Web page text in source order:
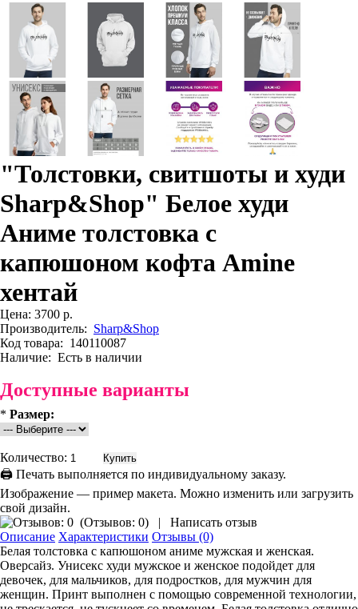
"Толстовки, свитшоты и худи
Sharp&Shop" Белое худи
Аниме толстовка с
капюшоном кофта Amine
хентай
Цена: 3700 р.
Производитель: Sharp&Shop
Код товара: 140110087
Наличие: Есть в наличии
Доступные варианты
* Размер:
Количество:
🖨 Печать выполняется по индивидуальному заказу.
Изображение — пример макета. Можно изменить или загрузить
свой дизайн.
(Отзывов: 0) |
Написать отзыв
Описание Характеристики Отзывы (0)
Белая толстовка с капюшоном аниме мужская и женская.
Оверсайз. Унисекс худи мужское и женское подойдет для
девочек, для мальчиков, для подростков, для мужчин для
женщин. Принт выполнен с помощью современной технологии,